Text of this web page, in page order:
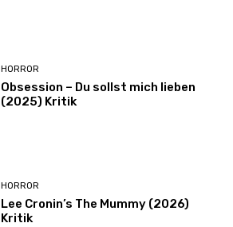
HORROR
Obsession – Du sollst mich lieben
(2025) Kritik
HORROR
Lee Cronin’s The Mummy (2026)
Kritik